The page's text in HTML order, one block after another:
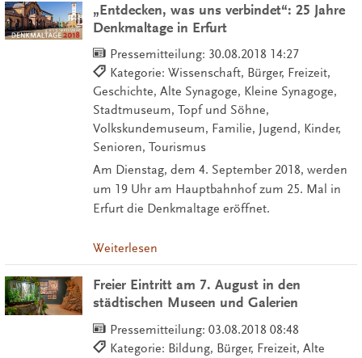
„Entdecken, was uns verbindet“: 25 Jahre
Denkmaltage in Erfurt
Pressemitteilung: 30.08.2018 14:27
Kategorie: Wissenschaft, Bürger, Freizeit,
Geschichte, Alte Synagoge, Kleine Synagoge,
Stadtmuseum, Topf und Söhne,
Volkskundemuseum, Familie, Jugend, Kinder,
Senioren, Tourismus
Am Dienstag, dem 4. September 2018, werden
um 19 Uhr am Hauptbahnhof zum 25. Mal in
Erfurt die Denkmaltage eröffnet.
Weiterlesen
Freier Eintritt am 7. August in den
städtischen Museen und Galerien
Pressemitteilung: 03.08.2018 08:48
Kategorie: Bildung, Bürger, Freizeit, Alte